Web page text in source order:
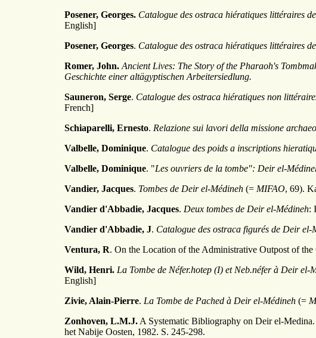
Posener, Georges. Catalogue des ostraca hiératiques littéraires
English]
Posener, Georges. Catalogue des ostraca hiératiques littéraires
Romer, John. Ancient Lives: The Story of the Pharaoh's
Geschichte einer altägyptischen Arbeitersiedlung.
Sauneron, Serge. Catalogue des ostraca hiératiques non
French]
Schiaparelli, Ernesto. Relazione sui lavori della missione
Valbelle, Dominique. Catalogue des poids a inscriptions
Valbelle, Dominique. "Les ouvriers de la tombe": Deir el-
Vandier, Jacques. Tombes de Deir el-Médineh (= MIFAO, 69).
Vandier d'Abbadie, Jacques. Deux tombes de Deir el-Médineh:
Vandier d'Abbadie, J. Catalogue des ostraca figurés de Deir el-
Ventura, R. On the Location of the Administrative Outpost of
Wild, Henri. La Tombe de Néfer.hotep (I) et Neb.néfer à Deir el-
English]
Zivie, Alain-Pierre. La Tombe de Pached à Deir el-Médineh (=
Zonhoven, L.M.J. A Systematic Bibliography on Deir el-
het Nabije Oosten, 1982. S. 245-298.